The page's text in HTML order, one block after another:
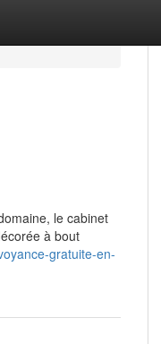
le cabinet
à bout
gratuite-en-